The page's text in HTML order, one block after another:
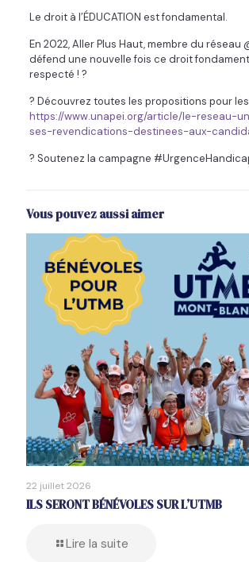
Le droit à l’ÉDUCATION est fondamental.
En 2022, Aller Plus Haut, membre du réseau
défend une nouvelle fois ce droit
respecté ! ?
? Découvrez toutes les propositions pour
https://www.unapei.org/article/le-reseau-
ses-revendications-destinees-aux-
? Soutenez la campagne
Vous pouvez aussi aimer
22 juillet 2026
ILS SERONT BÉNÉVOLES SUR L’UTMB
Lire la suite